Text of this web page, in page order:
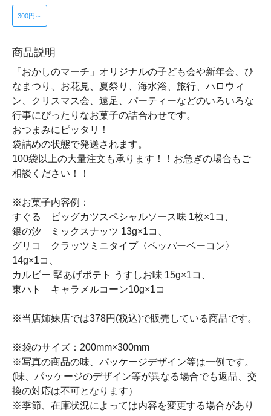
300円～
商品説明
「おかしのマーチ」オリジナルの子ども会や新年会、ひ
なまつり、お花見、夏祭り、海水浴、旅行、ハロウィ
ン、クリスマス会、遠足、パーティーなどのいろいろな
行事にぴったりなお菓子の詰合わせです。
おつまみにピッタリ！
袋詰めの状態で発送されます。
100袋以上の大量注文も承ります！！お急ぎの場合もご
相談ください！！
※お菓子内容例：
すぐる ビッグカツスペシャルソース味 1枚×1コ、
銀の汐 ミックスナッツ 13g×1コ、
グリコ クラッツミニタイプ〈ペッパーベーコン〉
14g×1コ、
カルビー 堅あげポテト うすしお味 15g×1コ、
東ハト キャラメルコーン10g×1コ
※当店姉妹店では378円(税込)で販売している商品です。
※袋のサイズ：200mm×300mm
※写真の商品の味、パッケージデザイン等は一例です。
(味、パッケージのデザイン等が異なる場合でも返品、交
換の対応は不可となります）
※季節、在庫状況によっては内容を変更する場合があり